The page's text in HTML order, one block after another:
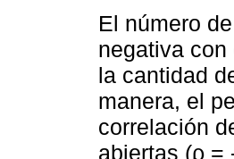
El número
negativa
la cantidad
manera, el
correlación
abiertas (ρ =